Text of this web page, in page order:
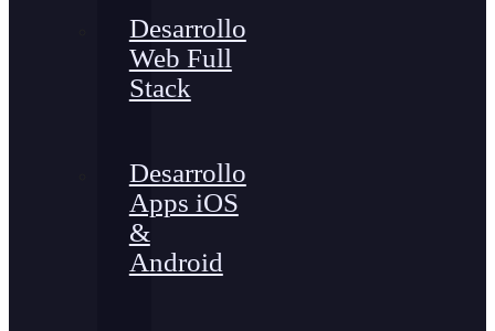
Desarrollo
Web Full
Stack
Desarrollo
Apps iOS
&
Android